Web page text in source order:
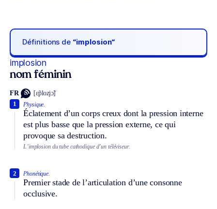
Définitions de “implosion“
implosion
nom féminin
FR [ɛ̃plozjɔ̃]
Physique.
Éclatement d’un corps creux dont la pression interne
est plus basse que la pression externe, ce qui
provoque sa destruction.
1
L’implosion du tube cathodique d’un téléviseur.
Phonétique.
Premier stade de l’articulation d’une consonne
occlusive.
2